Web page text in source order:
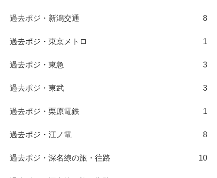
過去ポジ・新潟交通 8
過去ポジ・東京メトロ 1
過去ポジ・東急 3
過去ポジ・東武 3
過去ポジ・栗原電鉄 1
過去ポジ・江ノ電 8
過去ポジ・深名線の旅・往路 10